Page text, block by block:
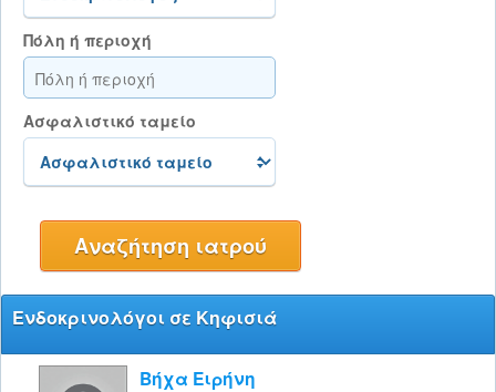
Πόλη ή περιοχή
Ασφαλιστικό ταμείο
Ενδοκρινολόγοι σε Κηφισιά
Βήχα Ειρήνη